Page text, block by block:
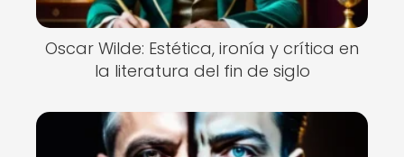
Oscar Wilde: Estética, ironía y crítica en
la literatura del fin de siglo